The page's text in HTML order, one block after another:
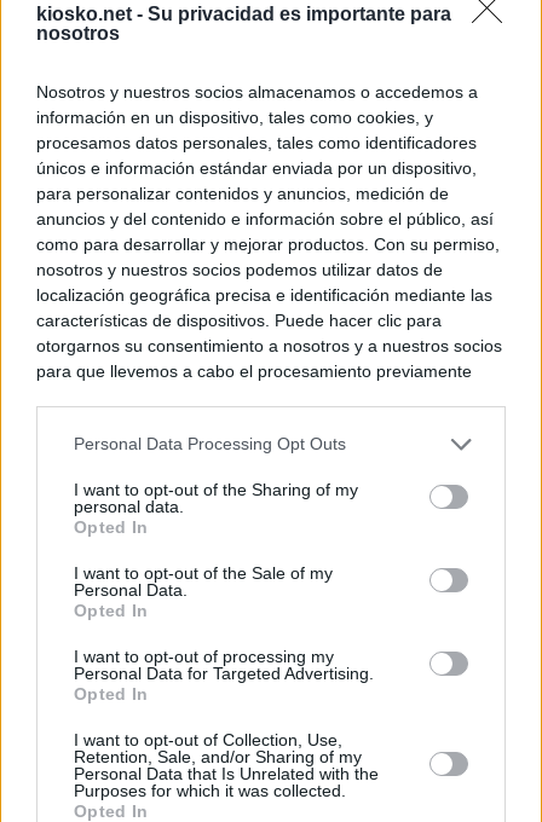
kiosko.net - Su privacidad es importante para
nosotros
Nosotros y nuestros socios almacenamos o accedemos a
información en un dispositivo, tales como cookies, y
procesamos datos personales, tales como identificadores
únicos e información estándar enviada por un dispositivo,
para personalizar contenidos y anuncios, medición de
anuncios y del contenido e información sobre el público, así
como para desarrollar y mejorar productos. Con su permiso,
nosotros y nuestros socios podemos utilizar datos de
localización geográfica precisa e identificación mediante las
características de dispositivos. Puede hacer clic para
otorgarnos su consentimiento a nosotros y a nuestros socios
para que llevemos a cabo el procesamiento previamente
negar su consentimiento. Tenga en cuenta que algún
de su consentimiento, pero usted tiene el derecho de
rechazar tal procesamiento. Sus preferencias se aplicarán
cualquier momento entrando de nuevo en este sitio web o
visitando nuestra política de privacidad.
Personal Data Processing Opt Outs
I want to opt-out of the Sharing of my
personal data.
Opted In
I want to opt-out of the Sale of my
Personal Data.
Opted In
I want to opt-out of processing my
Personal Data for Targeted Advertising.
Opted In
I want to opt-out of Collection, Use,
Retention, Sale, and/or Sharing of my
Personal Data that Is Unrelated with the
Purposes for which it was collected.
Opted In